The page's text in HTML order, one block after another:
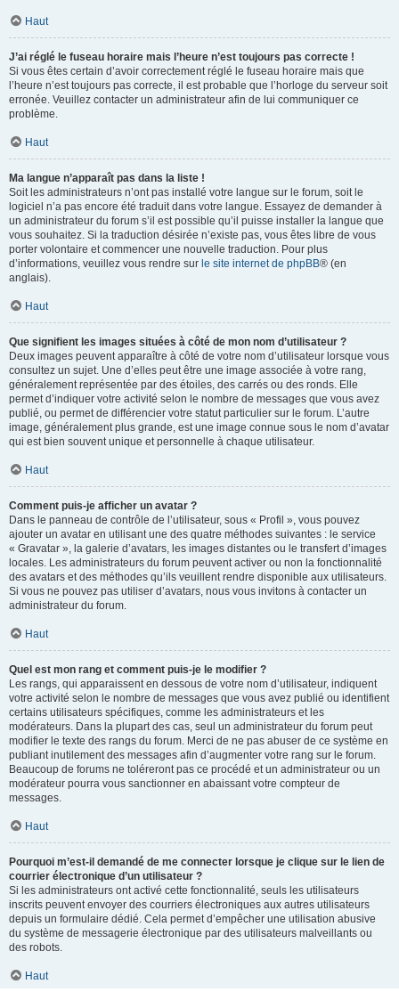
Haut
J’ai réglé le fuseau horaire mais l’heure n’est toujours pas correcte !
Si vous êtes certain d’avoir correctement réglé le fuseau horaire mais que
l’heure n’est toujours pas correcte, il est probable que l’horloge du serveur soit
erronée. Veuillez contacter un administrateur afin de lui communiquer ce
problème.
Haut
Ma langue n’apparaît pas dans la liste !
Soit les administrateurs n’ont pas installé votre langue sur le forum, soit le
logiciel n’a pas encore été traduit dans votre langue. Essayez de demander à
un administrateur du forum s’il est possible qu’il puisse installer la langue que
vous souhaitez. Si la traduction désirée n’existe pas, vous êtes libre de vous
porter volontaire et commencer une nouvelle traduction. Pour plus
d’informations, veuillez vous rendre sur le site internet de phpBB® (en
anglais).
Haut
Que signifient les images situées à côté de mon nom d’utilisateur ?
Deux images peuvent apparaître à côté de votre nom d’utilisateur lorsque vous
consultez un sujet. Une d’elles peut être une image associée à votre rang,
généralement représentée par des étoiles, des carrés ou des ronds. Elle
permet d’indiquer votre activité selon le nombre de messages que vous avez
publié, ou permet de différencier votre statut particulier sur le forum. L’autre
image, généralement plus grande, est une image connue sous le nom d’avatar
qui est bien souvent unique et personnelle à chaque utilisateur.
Haut
Comment puis-je afficher un avatar ?
Dans le panneau de contrôle de l’utilisateur, sous « Profil », vous pouvez
ajouter un avatar en utilisant une des quatre méthodes suivantes : le service
« Gravatar », la galerie d’avatars, les images distantes ou le transfert d’images
locales. Les administrateurs du forum peuvent activer ou non la fonctionnalité
des avatars et des méthodes qu’ils veuillent rendre disponible aux utilisateurs.
Si vous ne pouvez pas utiliser d’avatars, nous vous invitons à contacter un
administrateur du forum.
Haut
Quel est mon rang et comment puis-je le modifier ?
Les rangs, qui apparaissent en dessous de votre nom d’utilisateur, indiquent
votre activité selon le nombre de messages que vous avez publié ou identifient
certains utilisateurs spécifiques, comme les administrateurs et les
modérateurs. Dans la plupart des cas, seul un administrateur du forum peut
modifier le texte des rangs du forum. Merci de ne pas abuser de ce système en
publiant inutilement des messages afin d’augmenter votre rang sur le forum.
Beaucoup de forums ne toléreront pas ce procédé et un administrateur ou un
modérateur pourra vous sanctionner en abaissant votre compteur de
messages.
Haut
Pourquoi m’est-il demandé de me connecter lorsque je clique sur le lien de
courrier électronique d’un utilisateur ?
Si les administrateurs ont activé cette fonctionnalité, seuls les utilisateurs
inscrits peuvent envoyer des courriers électroniques aux autres utilisateurs
depuis un formulaire dédié. Cela permet d’empêcher une utilisation abusive
du système de messagerie électronique par des utilisateurs malveillants ou
des robots.
Haut